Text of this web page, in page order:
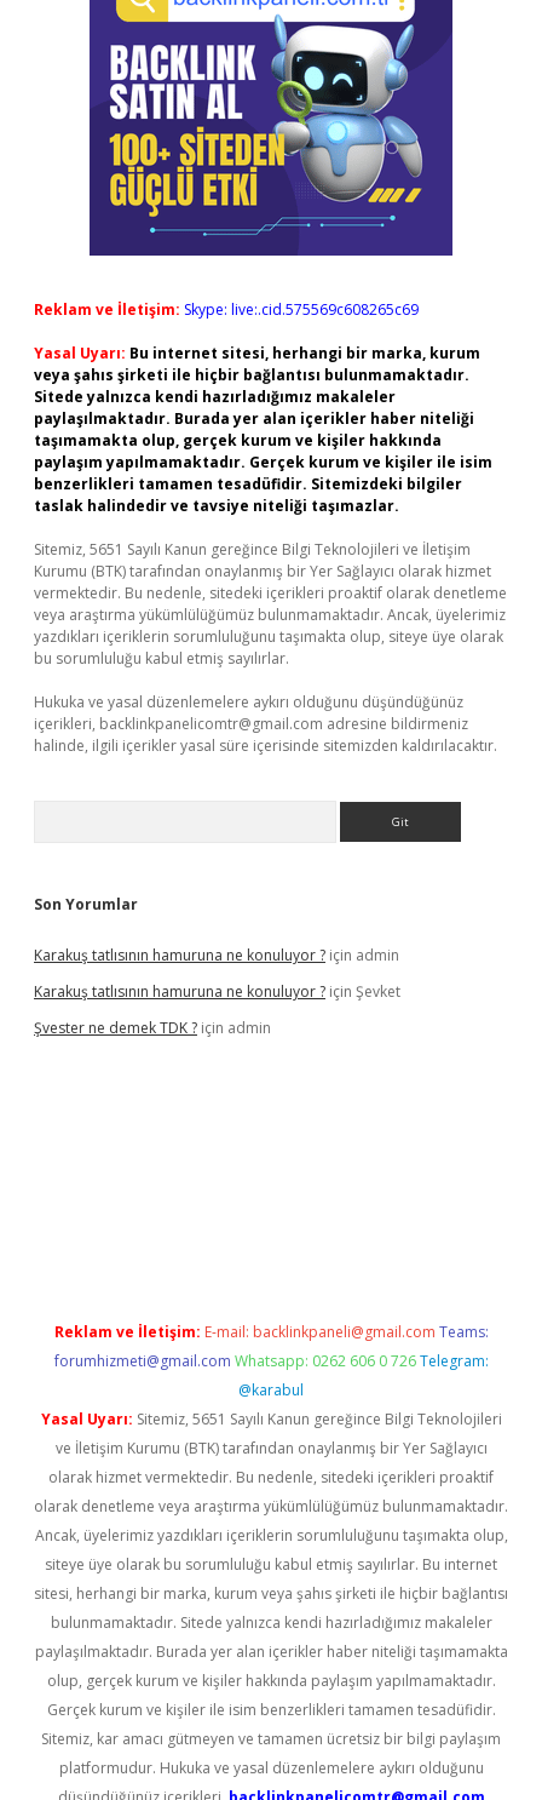
Reklam ve İletişim: Skype: live:.cid.575569c608265c69
Yasal Uyarı: Bu internet sitesi, herhangi bir marka, kurum
veya şahıs şirketi ile hiçbir bağlantısı bulunmamaktadır.
Sitede yalnızca kendi hazırladığımız makaleler
paylaşılmaktadır. Burada yer alan içerikler haber niteliği
taşımamakta olup, gerçek kurum ve kişiler hakkında
paylaşım yapılmamaktadır. Gerçek kurum ve kişiler ile isim
benzerlikleri tamamen tesadüfidir. Sitemizdeki bilgiler
taslak halindedir ve tavsiye niteliği taşımazlar.
Sitemiz, 5651 Sayılı Kanun gereğince Bilgi Teknolojileri ve İletişim
Kurumu (BTK) tarafından onaylanmış bir Yer Sağlayıcı olarak hizmet
vermektedir. Bu nedenle, sitedeki içerikleri proaktif olarak denetleme
veya araştırma yükümlülüğümüz bulunmamaktadır. Ancak, üyelerimiz
yazdıkları içeriklerin sorumluluğunu taşımakta olup, siteye üye olarak
bu sorumluluğu kabul etmiş sayılırlar.
Hukuka ve yasal düzenlemelere aykırı olduğunu düşündüğünüz
içerikleri, backlinkpanelicomtr@gmail.com adresine bildirmeniz
halinde, ilgili içerikler yasal süre içerisinde sitemizden kaldırılacaktır.
Son Yorumlar
Karakuş tatlısının hamuruna ne konuluyor ? için admin
Karakuş tatlısının hamuruna ne konuluyor ? için Şevket
Şvester ne demek TDK ? için admin
Reklam ve İletişim: E-mail: backlinkpaneli@gmail.com Teams:
forumhizmeti@gmail.com Whatsapp: 0262 606 0 726 Telegram:
@karabul
Yasal Uyarı: Sitemiz, 5651 Sayılı Kanun gereğince Bilgi Teknolojileri
ve İletişim Kurumu (BTK) tarafından onaylanmış bir Yer Sağlayıcı
olarak hizmet vermektedir. Bu nedenle, sitedeki içerikleri proaktif
olarak denetleme veya araştırma yükümlülüğümüz bulunmamaktadır.
Ancak, üyelerimiz yazdıkları içeriklerin sorumluluğunu taşımakta olup,
siteye üye olarak bu sorumluluğu kabul etmiş sayılırlar. Bu internet
sitesi, herhangi bir marka, kurum veya şahıs şirketi ile hiçbir bağlantısı
bulunmamaktadır. Sitede yalnızca kendi hazırladığımız makaleler
paylaşılmaktadır. Burada yer alan içerikler haber niteliği taşımamakta
olup, gerçek kurum ve kişiler hakkında paylaşım yapılmamaktadır.
Gerçek kurum ve kişiler ile isim benzerlikleri tamamen tesadüfidir.
Sitemiz, kar amacı gütmeyen ve tamamen ücretsiz bir bilgi paylaşım
platformudur. Hukuka ve yasal düzenlemelere aykırı olduğunu